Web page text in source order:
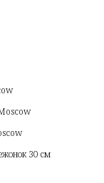
30 см